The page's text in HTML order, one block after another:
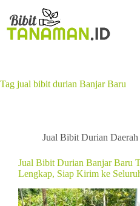
Tag jual bibit durian Banjar Baru
Jual Bibit Durian Daerah
Jual Bibit Durian Banjar Baru
Lengkap, Siap Kirim ke